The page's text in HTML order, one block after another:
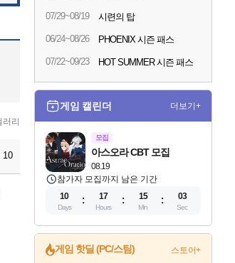
리
10
07/29~08/19 시련의 탑
06/24~08/26 PHOENIX 시즌 패스
07/22~09/23 HOT SUMMER 시즌 패스
게임 캘린더 더보기+
모집
08.19
아스오라 CBT 모집
참가자 모집까지 남은 기간
10
Days
17
Hours
15
Min
00
Sec
게임 핫딜 (PC/스팀) 스토어+